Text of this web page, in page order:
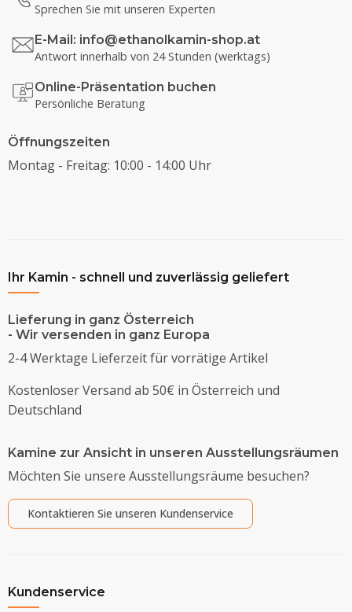
Sprechen Sie mit unseren Experten
E-Mail: info@ethanolkamin-shop.at
Antwort innerhalb von 24 Stunden (werktags)
Online-Präsentation buchen
Persönliche Beratung
Öffnungszeiten
Montag - Freitag: 10:00 - 14:00 Uhr
Ihr Kamin - schnell und zuverlässig geliefert
Lieferung in ganz Österreich
- Wir versenden in ganz Europa
2-4 Werktage Lieferzeit für vorrätige Artikel
Kostenloser Versand ab 50€ in Österreich und
Deutschland
Kamine zur Ansicht in unseren Ausstellungsräumen
Möchten Sie unsere Ausstellungsräume besuchen?
Kontaktieren Sie unseren Kundenservice
Kundenservice